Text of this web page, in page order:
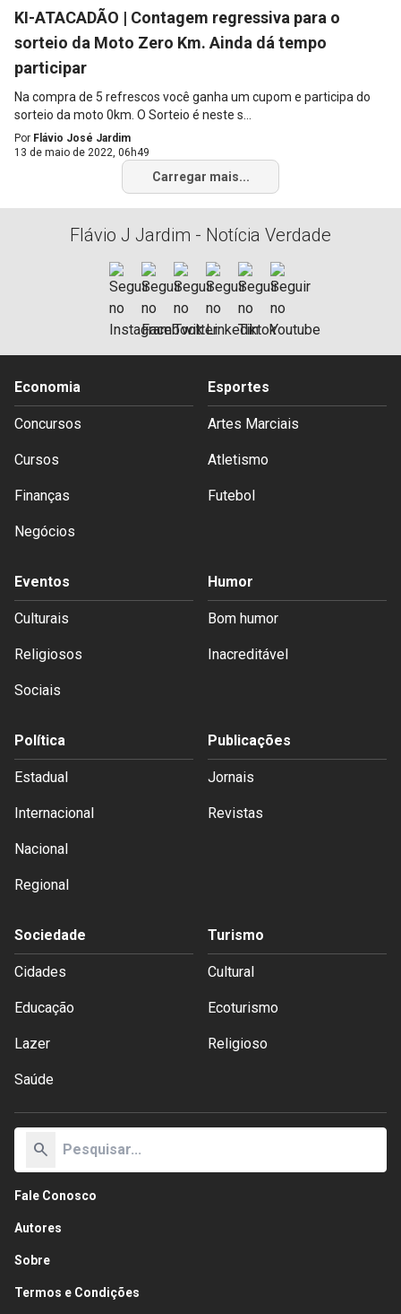
KI-ATACADÃO | Contagem regressiva para o
sorteio da Moto Zero Km. Ainda dá tempo
participar
Na compra de 5 refrescos você ganha um cupom e participa do
sorteio da moto 0km. O Sorteio é neste s...
Por Flávio José Jardim
13 de maio de 2022, 06h49
Carregar mais...
Flávio J Jardim - Notícia Verdade
Economia
Concursos
Cursos
Finanças
Negócios
Esportes
Artes Marciais
Atletismo
Futebol
Eventos
Culturais
Religiosos
Sociais
Humor
Bom humor
Inacreditável
Política
Estadual
Internacional
Nacional
Regional
Publicações
Jornais
Revistas
Sociedade
Cidades
Educação
Lazer
Saúde
Turismo
Cultural
Ecoturismo
Religioso
search
Fale Conosco
Autores
Sobre
Termos e Condições